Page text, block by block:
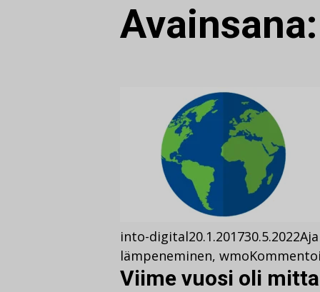
into-digital20.1.201730.5.2022
lämpeneminen, wmo
Viime vuosi oli